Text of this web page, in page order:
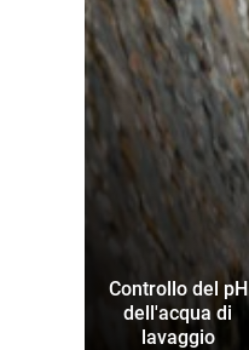
Controllo del pH
dell'acqua di
lavaggio